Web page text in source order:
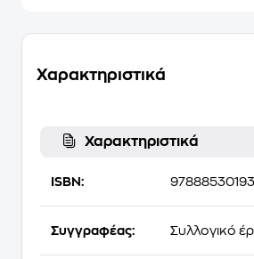
Χαρακτηριστικά
Χαρακτηριστικά
ISBN:
Συγγραφέας: Συλλογικό